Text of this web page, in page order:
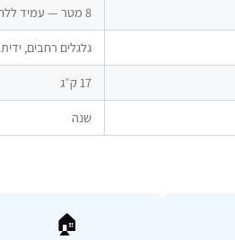
8 מטר — עמיד ללחצים גבוהים
גלגלים רחבים,
17 ק״ג
שנה
🏠